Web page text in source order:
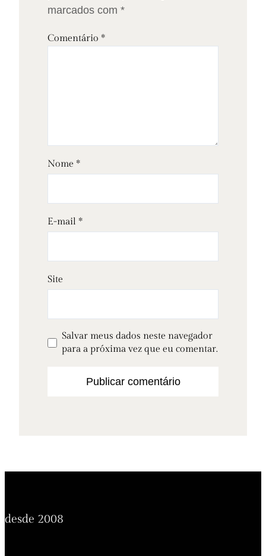
marcados com *
Comentário *
Nome *
E-mail *
Site
Salvar meus dados neste navegador
para a próxima vez que eu comentar.
desde 2008